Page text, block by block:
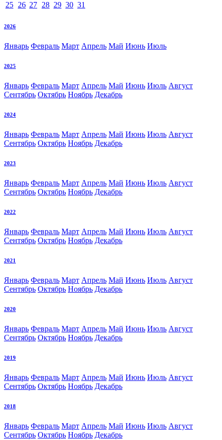
25 26 27 28 29 30 31
2026
Январь Февраль Март Апрель Май Июнь Июль
2025
Январь Февраль Март Апрель Май Июнь Июль Август
Сентябрь Октябрь Ноябрь Декабрь
2024
Январь Февраль Март Апрель Май Июнь Июль Август
Сентябрь Октябрь Ноябрь Декабрь
2023
Январь Февраль Март Апрель Май Июнь Июль Август
Сентябрь Октябрь Ноябрь Декабрь
2022
Январь Февраль Март Апрель Май Июнь Июль Август
Сентябрь Октябрь Ноябрь Декабрь
2021
Январь Февраль Март Апрель Май Июнь Июль Август
Сентябрь Октябрь Ноябрь Декабрь
2020
Январь Февраль Март Апрель Май Июнь Июль Август
Сентябрь Октябрь Ноябрь Декабрь
2019
Январь Февраль Март Апрель Май Июнь Июль Август
Сентябрь Октябрь Ноябрь Декабрь
2018
Январь Февраль Март Апрель Май Июнь Июль Август
Сентябрь Октябрь Ноябрь Декабрь